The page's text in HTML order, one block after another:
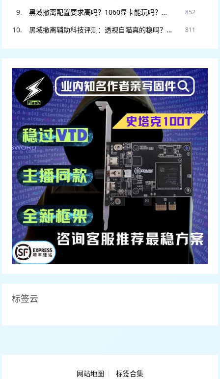
黑域撤离配置要求高吗？1060显卡能玩吗？老电脑流畅运行设置教程。 852
黑域撤离辅助科技评测：透视自瞄真的稳吗？DMA硬件挂和软件挂怎么选 811
标签云
网站地图 标签合集